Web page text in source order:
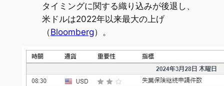
タイミングに関する織り込みが後退し、
米ドルは2022年以来最大の上げ
（Bloomberg）。